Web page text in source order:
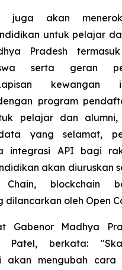
juga akan
untuk pelajar
Pradesh
serta geran
kewangan
program
pelajar dan alumni,
yang selamat,
integrasi API bagi
akan diuruskan
blockchain
dilancarkan oleh Open
Gabenor Madhya
Patel, berkata:
akan mengubah cara